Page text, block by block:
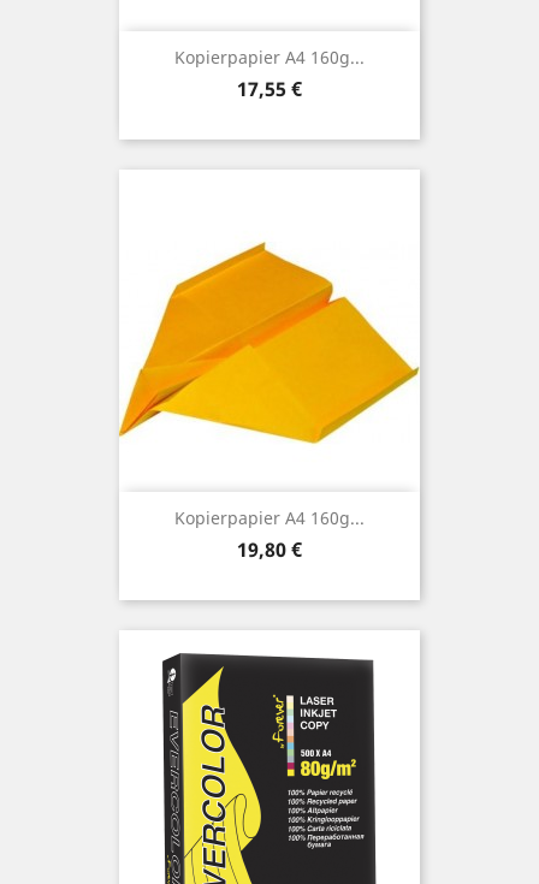
Kopierpapier A4 160g...
Preis
17,55 €
Kopierpapier A4 160g...
Preis
19,80 €